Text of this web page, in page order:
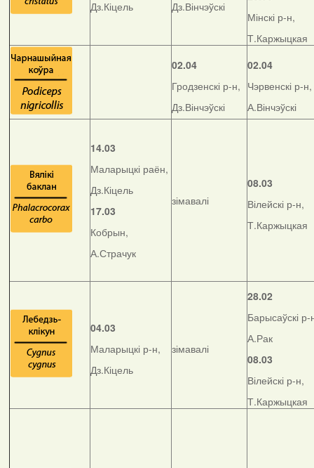
Дз.Кіцель
Дз.Вінчэўскі
Мінскі р-н,
Т.Каржыцкая
02.04
Гродзенскі р-н,
Дз.Вінчэўскі
02.04
Чэрвенскі р-н,
А.Вінчэўскі
14.03
Маларыцкі раён,
Дз.Кіцель
17.03
Кобрын,
А.Страчук
зімавалі
08.03
Вілейскі р-н,
Т.Каржыцкая
04.03
Маларыцкі р-н,
Дз.Кіцель
зімавалі
28.02
Барысаўскі р-
А.Рак
08.03
Вілейскі р-н,
Т.Каржыцкая